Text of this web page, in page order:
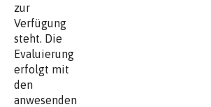
zur
Verfügung
steht. Die
Evaluierung
erfolgt mit
den
anwesenden